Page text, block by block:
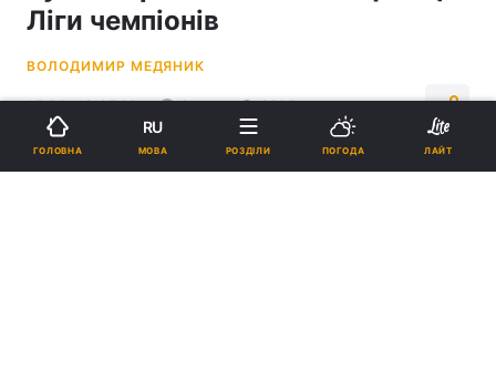
Ліги чемпіонів
ВОЛОДИМИР МЕДЯНИК
17:30, 18.07.22 3 хв. 2225
Підпишіться на нас в Google
ГОЛОВНА
RU
МОВА РОЗДІЛИ ПОГОДА ЛАЙТ